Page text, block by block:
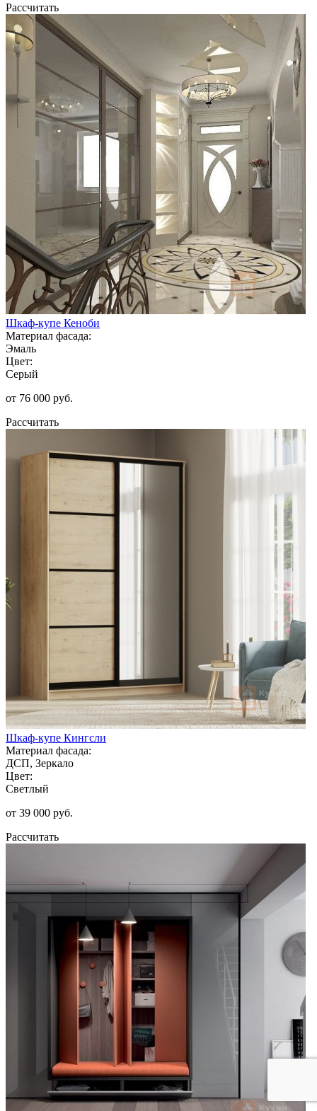
Рассчитать
Шкаф-купе Кеноби
Материал фасада:
Эмаль
Цвет:
Серый
от 76 000 руб.
Рассчитать
Шкаф-купе Кингсли
Материал фасада:
ДСП, Зеркало
Цвет:
Светлый
от 39 000 руб.
Рассчитать